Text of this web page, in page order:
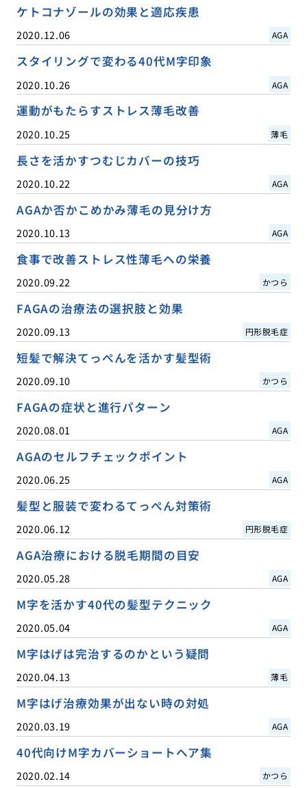
ケトコナゾールの効果と適応疾患
2020.12.06 AGA
スタイリングで変わる40代M字印象
2020.10.26 AGA
運動がもたらすストレス薄毛改善
2020.10.25 薄毛
長さを活かすつむじカバーの技巧
2020.10.22 AGA
AGAか否かこめかみ薄毛の見分け方
2020.10.13 AGA
食事で改善ストレス性薄毛への栄養
2020.09.22 かつら
FAGAの治療法の選択肢と効果
2020.09.13 円形脱毛症
短髪で解決てっぺんを活かす髪型術
2020.09.10 かつら
FAGAの症状と進行パターン
2020.08.01 AGA
AGAのセルフチェックポイント
2020.06.25 AGA
髪型と服装で変わるてっぺん対策術
2020.06.12 円形脱毛症
AGA治療における脱毛期間の目安
2020.05.28 AGA
M字を活かす40代の髪型テクニック
2020.05.04 AGA
M字はげは完治するのかという疑問
2020.04.13 薄毛
M字はげ治療効果が出ない時の対処
2020.03.19 AGA
40代向けM字カバーショートヘア集
2020.02.14 かつら